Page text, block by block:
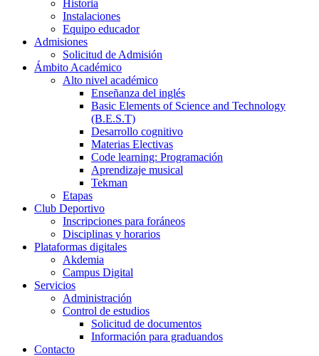
Historia
Instalaciones
Equipo educador
Admisiones
Solicitud de Admisión
Ámbito Académico
Alto nivel académico
Enseñanza del inglés
Basic Elements of Science and Technology
(B.E.S.T)
Desarrollo cognitivo
Materias Electivas
Code learning: Programación
Aprendizaje musical
Tekman
Etapas
Club Deportivo
Inscripciones para foráneos
Disciplinas y horarios
Plataformas digitales
Akdemia
Campus Digital
Servicios
Administración
Control de estudios
Solicitud de documentos
Información para graduandos
Contacto